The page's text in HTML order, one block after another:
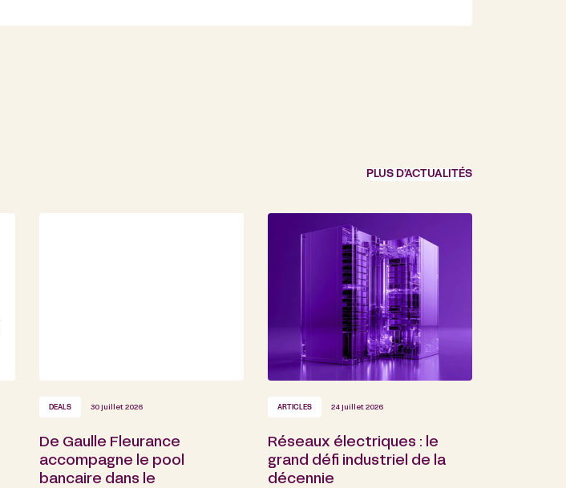
PLUS D’ACTUALITÉS
DEALS 30 juillet 2026
De Gaulle Fleurance
accompagne le pool
bancaire dans le
ARTICLES 24 juillet 2026
Réseaux électriques : le
grand défi industriel de la
décennie